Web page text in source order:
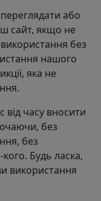
або
сайт, якщо не
без
нашого
яка не
часу вносити
без
без
Будь ласка,
використання